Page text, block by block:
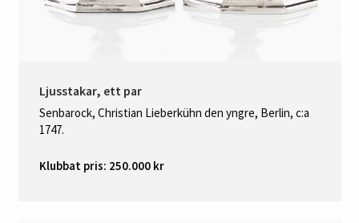
Ljusstakar, ett par
Senbarock, Christian Lieberkühn den yngre, Berlin, c:a
1747.
Klubbat pris: 250.000 kr